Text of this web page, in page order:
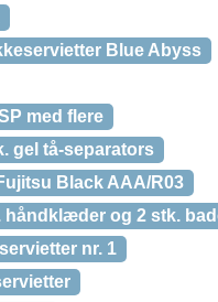
Blue Abyss
med flere
gel tå-separators
Black AAA/R03
og 2 stk.
nr. 1